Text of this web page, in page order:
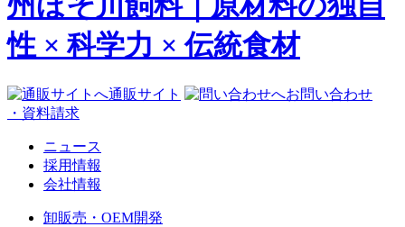
通販サイト
お問い合わせ
・資料請求
ニュース
採用情報
会社情報
卸販売・OEM開発